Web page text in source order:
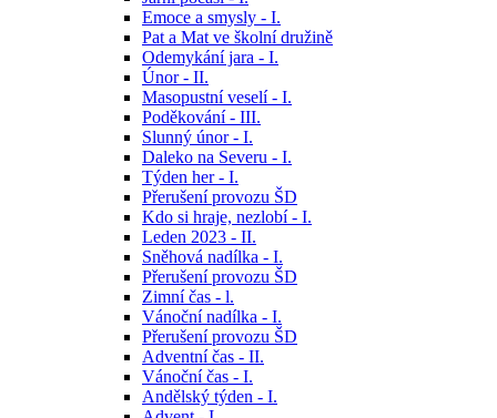
Emoce a smysly - I.
Pat a Mat ve školní družině
Odemykání jara - I.
Únor - II.
Masopustní veselí - I.
Poděkování - III.
Slunný únor - I.
Daleko na Severu - I.
Týden her - I.
Přerušení provozu ŠD
Kdo si hraje, nezlobí - I.
Leden 2023 - II.
Sněhová nadílka - I.
Přerušení provozu ŠD
Zimní čas - l.
Vánoční nadílka - I.
Přerušení provozu ŠD
Adventní čas - II.
Vánoční čas - I.
Andělský týden - I.